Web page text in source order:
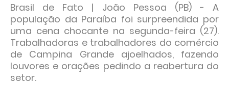
Brasil de Fato | João Pessoa (PB) - A
população da Paraíba foi surpreendida por
uma cena chocante na segunda-feira (27).
Trabalhadoras e trabalhadores do comércio
de Campina Grande ajoelhados, fazendo
louvores e orações pedindo a reabertura do
setor.